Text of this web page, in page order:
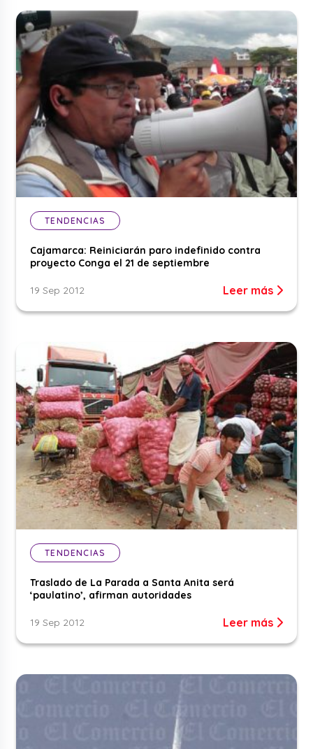
TENDENCIAS
Cajamarca: Reiniciarán paro indefinido contra
proyecto Conga el 21 de septiembre
19 Sep 2012 Leer más
TENDENCIAS
Traslado de La Parada a Santa Anita será
‘paulatino’, afirman autoridades
19 Sep 2012 Leer más